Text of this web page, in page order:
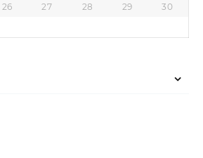
26 27 28 29
30